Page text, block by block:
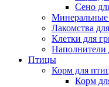
Сено
Минеральные
Лакомства
Клетки для
Наполнители
Птицы
Корм для
Корм